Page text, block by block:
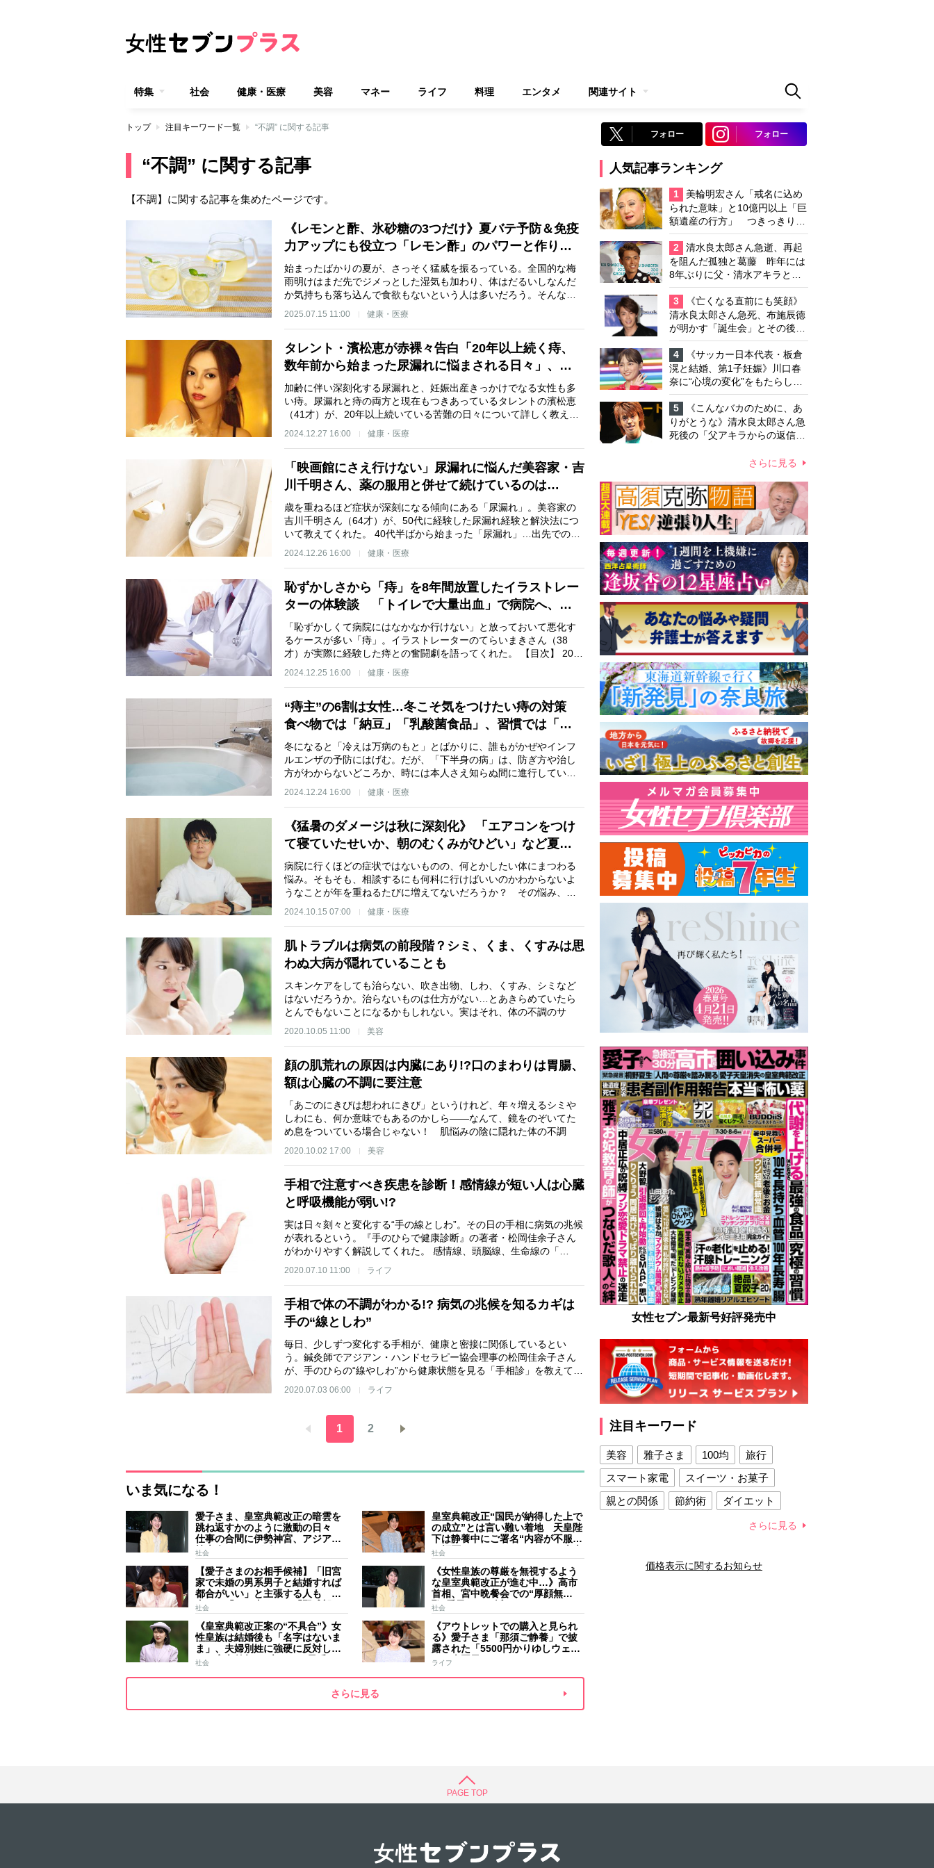
特集 社会 健康・医療 美容 マネー ライフ 料理 エンタメ 関連サイト
トップ 注目キーワード一覧 “不調” に関する記事
“不調” に関する記事
【不調】に関する記事を集めたページです。
《レモンと酢、氷砂糖の3つだけ》夏バテ予防＆免疫
力アップにも役立つ「レモン酢」のパワーと作り…
始まったばかりの夏が、さっそく猛威を振るっている。全国的な梅
雨明けはまだ先でジメっとした湿気も加わり、体はだるいしなんだ
か気持ちも落ち込んで食欲もないという人は多いだろう。そんな…
2025.07.15 11:00 健康・医療
タレント・濱松恵が赤裸々告白「20年以上続く痔、
数年前から始まった尿漏れに悩まされる日々」、…
加齢に伴い深刻化する尿漏れと、妊娠出産きっかけでなる女性も多
い痔。尿漏れと痔の両方と現在もつきあっているタレントの濱松恵
（41才）が、20年以上続いている苦難の日々について詳しく教え…
2024.12.27 16:00 健康・医療
「映画館にさえ行けない」尿漏れに悩んだ美容家・吉
川千明さん、薬の服用と併せて続けているのは…
歳を重ねるほど症状が深刻になる傾向にある「尿漏れ」。美容家の
吉川千明さん（64才）が、50代に経験した尿漏れ経験と解決法につ
いて教えてくれた。 40代半ばから始まった「尿漏れ」…出先での…
2024.12.26 16:00 健康・医療
恥ずかしさから「痔」を8年間放置したイラストレー
ターの体験談 「トイレで大量出血」で病院へ、…
「恥ずかしくて病院にはなかなか行けない」と放っておいて悪化す
るケースが多い「痔」。イラストレーターのてらいまきさん（38
才）が実際に経験した痔との奮闘劇を語ってくれた。 【目次】 20…
2024.12.25 16:00 健康・医療
“痔主”の6割は女性…冬こそ気をつけたい痔の対策
食べ物では「納豆」「乳酸菌食品」、習慣では「…
冬になると「冷えは万病のもと」とばかりに、誰もがかぜやインフ
ルエンザの予防にはげむ。だが、「下半身の病」は、防ぎ方や治し
方がわからないどころか、時には本人さえ知らぬ間に進行してい…
2024.12.24 16:00 健康・医療
《猛暑のダメージは秋に深刻化》 「エアコンをつけ
て寝ていたせいか、朝のむくみがひどい」など夏…
病院に行くほどの症状ではないものの、何とかしたい体にまつわる
悩み。そもそも、相談するにも何科に行けばいいのかわからないよ
うなことが年を重ねるたびに増えてないだろうか？ その悩み、…
2024.10.15 07:00 健康・医療
肌トラブルは病気の前段階？シミ、くま、くすみは思
わぬ大病が隠れていることも
スキンケアをしても治らない、吹き出物、しわ、くすみ、シミなど
はないだろうか。治らないものは仕方がない…とあきらめていたら
とんでもないことになるかもしれない。実はそれ、体の不調のサ
2020.10.05 11:00 美容
顔の肌荒れの原因は内臓にあり!?口のまわりは胃腸、
額は心臓の不調に要注意
「あごのにきびは想われにきび」というけれど、年々増えるシミや
しわにも、何か意味でもあるのかしら――なんて、鏡をのぞいてた
め息をついている場合じゃない！ 肌悩みの陰に隠れた体の不調
2020.10.02 17:00 美容
手相で注意すべき疾患を診断！感情線が短い人は心臓
と呼吸機能が弱い!?
実は日々刻々と変化する“手の線としわ”。その日の手相に病気の兆候
が表れるという。『手のひらで健康診断』の著者・松岡佳余子さん
がわかりやすく解説してくれた。 感情線、頭脳線、生命線の「…
2020.07.10 11:00 ライフ
手相で体の不調がわかる!? 病気の兆候を知るカギは
手の“線としわ”
毎日、少しずつ変化する手相が、健康と密接に関係しているとい
う。鍼灸師でアジアン・ハンドセラピー協会理事の松岡佳余子さん
が、手のひらの“線やしわ”から健康状態を見る「手相診」を教えて…
2020.07.03 06:00 ライフ
1 2
いま気になる！
愛子さま、皇室典範改正の暗雲を
跳ね返すかのように激動の日々
仕事の合間に伊勢神宮、アジア競
技大会、シンガポール…スケジュ
ールはびっしり 「天皇家のご長
女」の揺るがぬ思い
社会
皇室典範改正“国民が納得した上で
の成立”とは言い難い着地 天皇陛
下は静養中にご署名“内容が不服で
も拒否することはできない” 米大
手紙は男系男子に固執する日本の
現状を批判的に報道
社会
【愛子さまのお相手候補】「旧宮
家で未婚の男系男子と結婚すれば
都合がいい」と主張する人も 過
去には「のび太くん」「野球部エ
ース」「華道家元の孫」などの名
前
社会
《女性皇族の尊厳を無視するよう
な皇室典範改正が進む中…》高市
首相、宮中晩餐会での“厚顔無
恥”愛子さまに近づきハイテンショ
ンで会話、小泉進次郎夫妻と30分
ほど取り囲む
社会
《皇室典範改正案の“不具合”》女
性皇族は結婚後も「名字はないま
ま」、夫婦別姓に強硬に反対して
きた高市首相の“大いなる矛盾”
社会
《アウトレットでの購入と見られ
る》愛子さま「那須ご静養」で披
露された「5500円かりゆしウェ
ア」南国風リンクコーデ
ライフ
さらに見る
フォロー フォロー
人気記事ランキング
1
美輪明宏さん「戒名に込め
られた意味」と10億円以上「巨
額遺産の行方」 つきっきりで
私生活をサポートしていた元俳
優が相続か
2
清水良太郎さん急逝、再起
を阻んだ孤独と葛藤 昨年には
8年ぶりに父・清水アキラと共
演、本格的な活動再開に向かっ
ていたが…周囲が懸念していた
「不安定なところ」
3
《亡くなる直前にも笑顔》
清水良太郎さん急死、布施辰徳
が明かす「誕生会」とその後の
メッセージ
4
《サッカー日本代表・板倉
滉と結婚、第1子妊娠》川口春
奈に“心境の変化”をもたらした
主演映画『ママせか』 身を削
って「がんに蝕まれる母」を演
じた壮絶な撮影現場
5
《こんなバカのために、あ
りがとうな》清水良太郎さん急
死後の「父アキラからの返信」
さらに見る
女性セブン最新号好評発売中
注目キーワード
美容 雅子さま 100均
旅行
スマート家電
スイーツ・お菓子
親との関係
節約術
ダイエット
夫との関係
新津春子 どか食い
さらに見る
価格表示に関するお知らせ
PAGE TOP